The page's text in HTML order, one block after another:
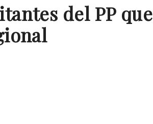
del PP que